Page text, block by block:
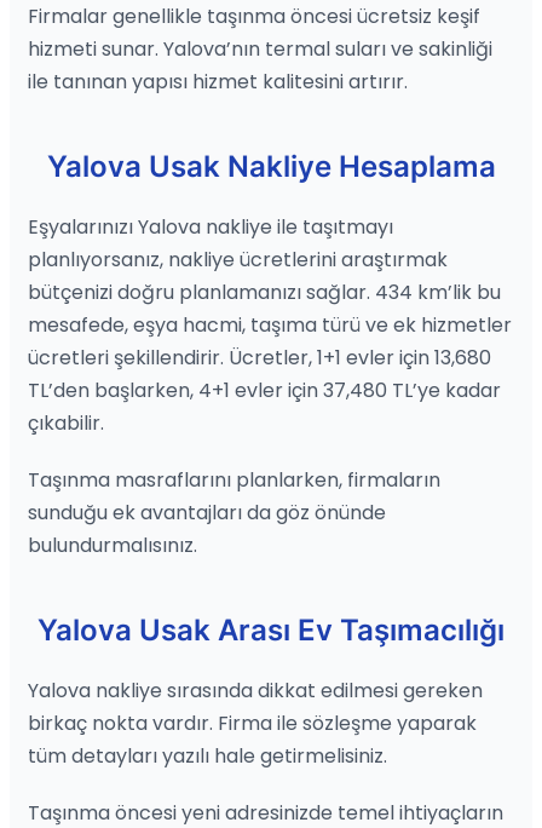
Firmalar genellikle taşınma öncesi ücretsiz keşif
hizmeti sunar. Yalova’nın termal suları ve sakinliği
ile tanınan yapısı hizmet kalitesini artırır.
Yalova Usak Nakliye Hesaplama
Eşyalarınızı Yalova nakliye ile taşıtmayı
planlıyorsanız, nakliye ücretlerini araştırmak
bütçenizi doğru planlamanızı sağlar. 434 km’lik bu
mesafede, eşya hacmi, taşıma türü ve ek hizmetler
ücretleri şekillendirir. Ücretler, 1+1 evler için 13,680
TL’den başlarken, 4+1 evler için 37,480 TL’ye kadar
çıkabilir.
Taşınma masraflarını planlarken, firmaların
sunduğu ek avantajları da göz önünde
bulundurmalısınız.
Yalova Usak Arası Ev Taşımacılığı
Yalova nakliye sırasında dikkat edilmesi gereken
birkaç nokta vardır. Firma ile sözleşme yaparak
tüm detayları yazılı hale getirmelisiniz.
Taşınma öncesi yeni adresinizde temel ihtiyaçların